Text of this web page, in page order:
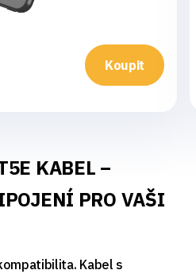
Koupit
KABEL –
PRO VAŠI
Kabel s